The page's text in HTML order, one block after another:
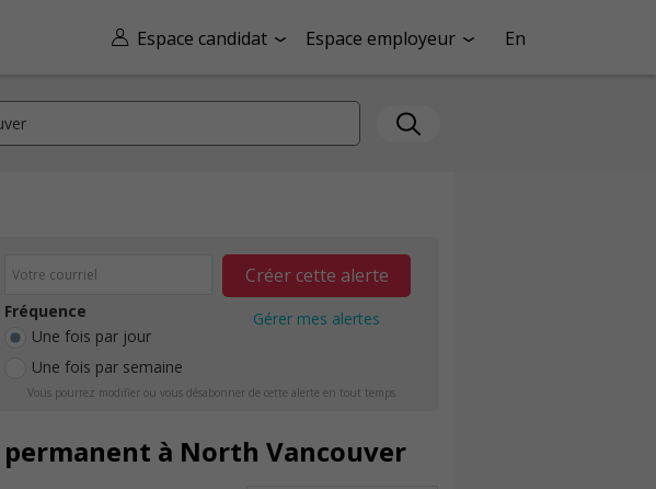
Espace candidat Espace employeur En
Fréquence
Une fois par jour
Une fois par semaine
Créer cette alerte
Gérer mes alertes
Vous pourrez modifier ou vous désabonner de cette alerte en tout temps.
à North Vancouver